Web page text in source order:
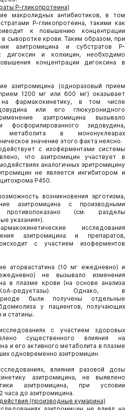
Р-гликопротеина)
макролидных антибиотиков, в том
Р-гликопротеина, такими как
к повышению концентрации
в сыворотке крови. Таким образом, при
азитромицина и субстратов Р-
дигоксин и колхицин, необходимо
концентрации дигоксина в
азитромицина (одноразовый прием
1200 мг или 600 мг) оказывает
на фармакокинетику, в том числе
или его глюкуронидного
азитромицина вызывало
фосфорилированного зидовудина,
метаболита в мононуклеарах
значение этого факта неясно.
с изоферментами системы
что азитромицин участвует в
аналогичных эритромицину
не является ингибитором и
Р450.
возникновения эрготизма,
азитромицина с производными
(см. разделы
указания»).
исследования
азитромицина и препаратов,
с участием изоферментов
аторвастатина (10 мг ежедневно) и
не вызывало изменения
в плазме крови (на основе анализа
КоА-редуктазы). Однако, в
были получены отдельные
у пациентов, получающих
статины.
с участием здоровых
существенного влияния на
и его активного метаболита в плазме
одновременно азитромицин.
влияния разовой дозы
азитромицина, не выявлено
азитромицина, при условии
часа до азитромицина.
(производные кумарина)